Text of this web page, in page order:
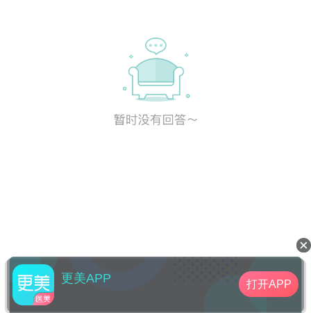
更美APP 打开APP